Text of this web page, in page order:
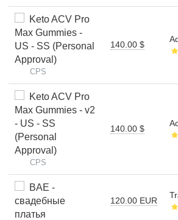
Keto ACV Pro
Max Gummies -
US - SS (Personal
Approval)
CPS
140.00 $
Keto ACV Pro
Max Gummies - v2
- US - SS
(Personal
Approval)
CPS
140.00 $
BAE -
свадебные
платья
120.00 EUR